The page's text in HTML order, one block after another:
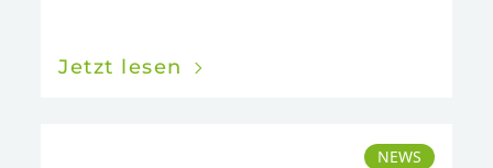
Jetzt lesen
NEWS